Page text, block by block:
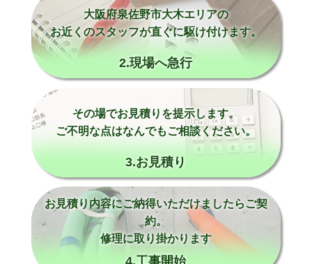
大阪府泉佐野市大木エリアの
お近くのスタッフが直ぐに駆け付けます。
2.現場へ急行
その場でお見積りを提示します。
ご不明な点はなんでもご相談ください。
3.お見積り
お見積り内容にご納得いただけましたらご契
約。
修理に取り掛かります
4.工事開始